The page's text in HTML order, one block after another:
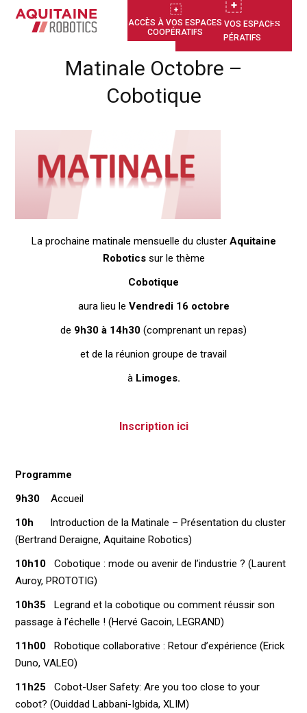
ACCÈS À VOS ESPACES
COOPÉRATIFS
ACCÈS À VOS ESPACES
COOPÉRATIFS
Matinale Octobre –
Cobotique
La prochaine matinale mensuelle du cluster Aquitaine
Roboticssur le thème
Cobotique
aura lieu le Vendredi 16 octobre
de 9h30 à 14h30 (comprenant un repas)
et de la réunion groupe de travail
à Limoges.
Inscription ici
Programme
9h30
Accueil
10h Introduction de la Matinale – Présentation du cluster
(Bertrand Deraigne, Aquitaine Robotics)
10h10 Cobotique : mode ou avenir de l’industrie ? (Laurent
Auroy, PROTOTIG)
10h35
Legrand et la cobotique ou comment réussir son
passage à l’échelle ! (Hervé Gacoin, LEGRAND)
11h00
Robotique collaborative : Retour d’expérience (Erick
Duno, VALEO)
11h25 Cobot-User Safety: Are you too close to your
cobot? (Ouiddad Labbani-Igbida, XLIM)